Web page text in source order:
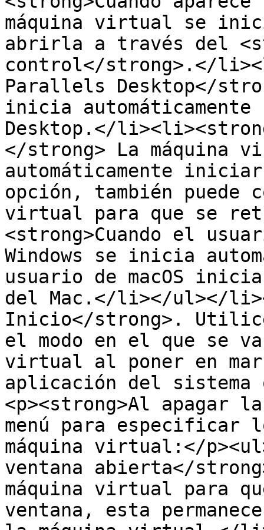
máquina virtual se
abrirla a través del
control</strong>.</
Parallels Desktop</
inicia
Desktop.</
</strong> La máquina
automáticamente
opción, también puede
virtual para que se
<strong>Cuando el
Windows se inicia
usuario de macOS
del Mac.</li></ul></
Inicio</strong>.
el modo en el que se
virtual al poner en
aplicación del sistema
<p><strong>Al apagar
menú para especificar
máquina virtual:</
ventana abierta</
máquina virtual para
ventana, esta